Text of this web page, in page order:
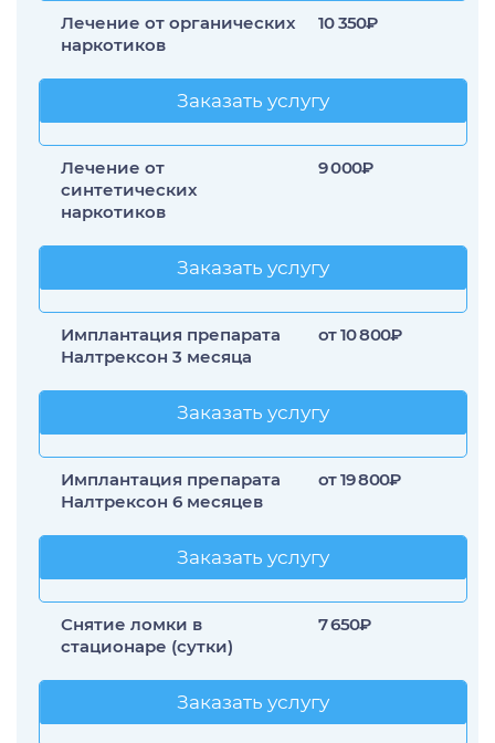
Лечение от органических
наркотиков
10 350₽
Заказать услугу
Заказать услугу
Лечение от
синтетических
наркотиков
9 000₽
Заказать услугу
Заказать услугу
Имплантация препарата
Налтрексон 3 месяца
от 10 800₽
Заказать услугу
Заказать услугу
Имплантация препарата
Налтрексон 6 месяцев
от 19 800₽
Заказать услугу
Заказать услугу
Снятие ломки в
стационаре (сутки)
7 650₽
Заказать услугу
Заказать услугу